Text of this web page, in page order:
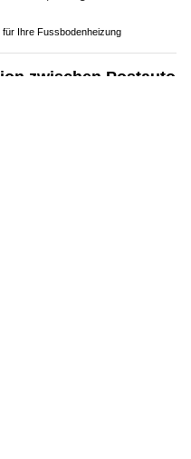
für Ihre Fussbodenheizung
zwischen Postauto